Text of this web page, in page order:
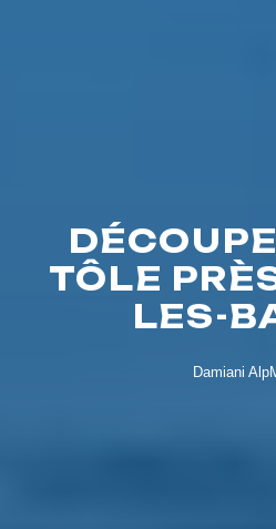
TÔLE
LES-
Damiani